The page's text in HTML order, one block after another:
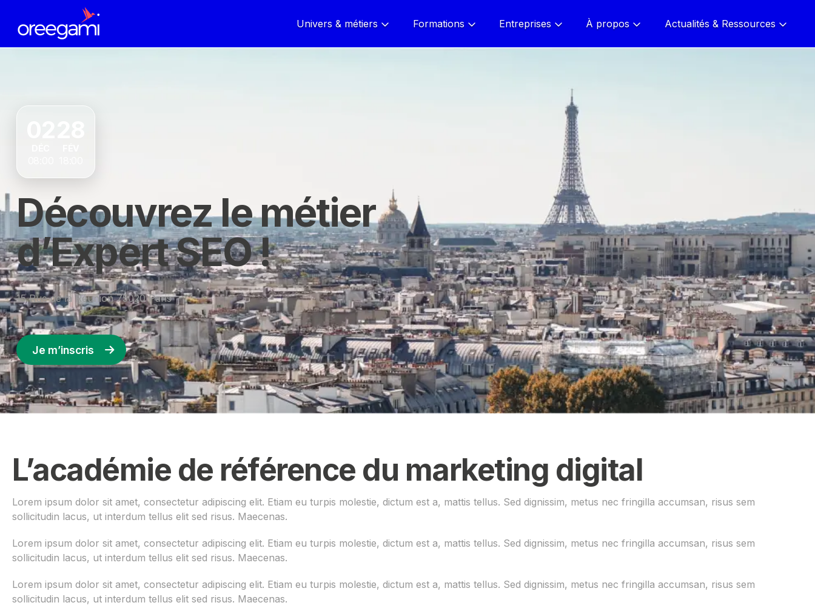
Univers & métiers Formations Entreprises À propos Actualités & Ressources
Découvrez le métier
d’Expert SEO !
15 Rue de la Réunion 75020 Paris
Je m’inscris
L’académie de référence du marketing digital
Lorem ipsum dolor sit amet, consectetur adipiscing elit. Etiam eu turpis molestie, dictum est a, mattis tellus. Sed dignissim, metus nec fringilla accumsan, risus sem
sollicitudin lacus, ut interdum tellus elit sed risus. Maecenas.
Lorem ipsum dolor sit amet, consectetur adipiscing elit. Etiam eu turpis molestie, dictum est a, mattis tellus. Sed dignissim, metus nec fringilla accumsan, risus sem
sollicitudin lacus, ut interdum tellus elit sed risus. Maecenas.
Lorem ipsum dolor sit amet, consectetur adipiscing elit. Etiam eu turpis molestie, dictum est a, mattis tellus. Sed dignissim, metus nec fringilla accumsan, risus sem
sollicitudin lacus, ut interdum tellus elit sed risus. Maecenas.